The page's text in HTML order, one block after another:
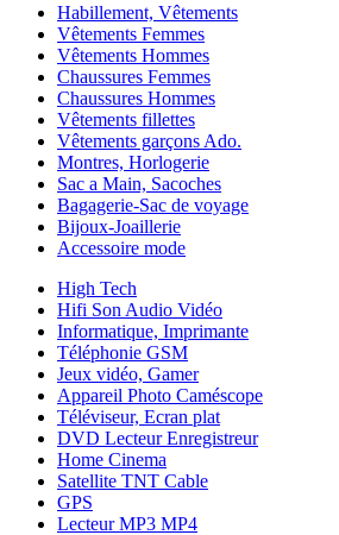
Habillement, Vêtements
Vêtements Femmes
Vêtements Hommes
Chaussures Femmes
Chaussures Hommes
Vêtements fillettes
Vêtements garçons Ado.
Montres, Horlogerie
Sac a Main, Sacoches
Bagagerie-Sac de voyage
Bijoux-Joaillerie
Accessoire mode
High Tech
Hifi Son Audio Vidéo
Informatique, Imprimante
Téléphonie GSM
Jeux vidéo, Gamer
Appareil Photo Caméscope
Téléviseur, Ecran plat
DVD Lecteur Enregistreur
Home Cinema
Satellite TNT Cable
GPS
Lecteur MP3 MP4